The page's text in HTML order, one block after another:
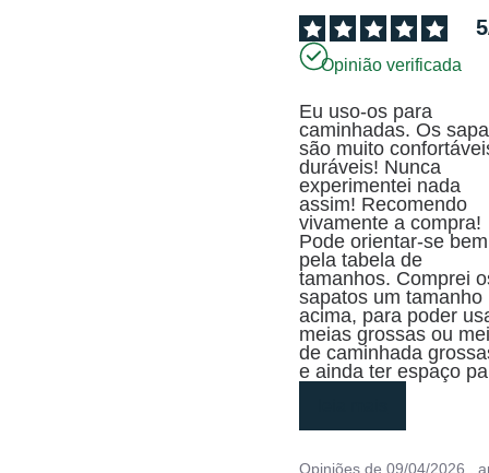
5
Opinião verificada
Eu uso-os para
caminhadas. Os
são muito
duráveis! Nunca
experimentei nada
assim! Recomendo
vivamente a compra!
Pode orientar-se bem
pela tabela de
tamanhos. Comprei
sapatos um tamanho
acima, para poder
meias grossas ou
de caminhada
e ainda ter espaço pa
Opiniões de09/04/2026 ,